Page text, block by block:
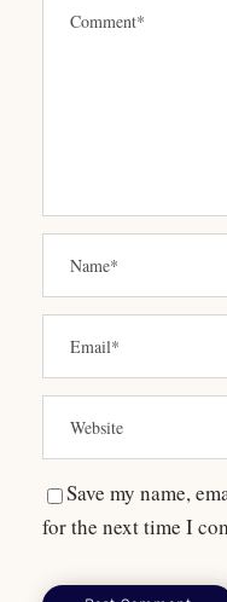
Save my name,
for the next time I